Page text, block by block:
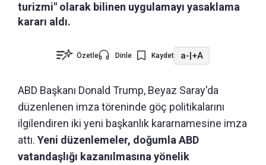
turizmi" olarak bilinen uygulamayı yasaklama
kararı aldı.
Özetle Dinle Kaydet a-|+A
ABD Başkanı Donald Trump, Beyaz Saray'da
düzenlenen imza töreninde göç politikalarını
ilgilendiren iki yeni başkanlık kararnamesine imza
attı. Yeni düzenlemeler, doğumla ABD
vatandaşlığı kazanılmasına yönelik